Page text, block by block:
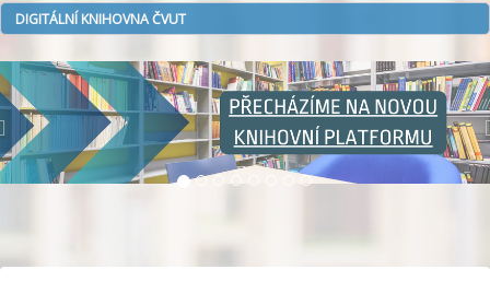
DIGITÁLNÍ KNIHOVNA ČVUT